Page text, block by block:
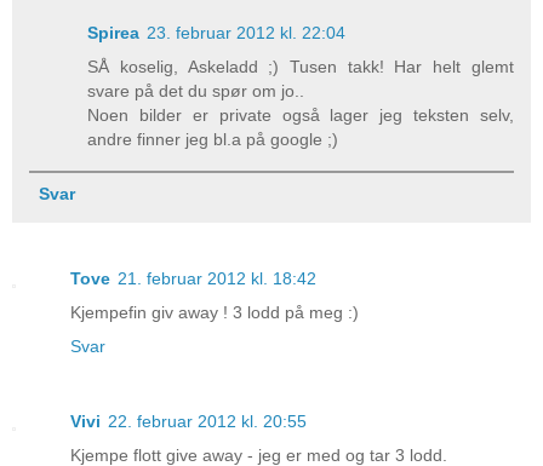
Spirea 23. februar 2012 kl. 22:04
SÅ koselig, Askeladd ;) Tusen takk! Har helt glemt
svare på det du spør om jo..
Noen bilder er private også lager jeg teksten selv,
andre finner jeg bl.a på google ;)
Svar
Tove 21. februar 2012 kl. 18:42
Kjempefin giv away ! 3 lodd på meg :)
Svar
Vivi 22. februar 2012 kl. 20:55
Kjempe flott give away - jeg er med og tar 3 lodd.